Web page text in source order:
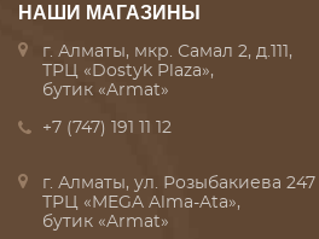
НАШИ МАГАЗИНЫ
г. Алматы, мкр. Самал 2, д.111,
ТРЦ «Dostyk Plaza»,
бутик «Armat»
+7 (747) 191 11 12
г. Алматы, ул. Розыбакиева 247
ТРЦ «MEGA Alma-Ata»,
бутик «Armat»